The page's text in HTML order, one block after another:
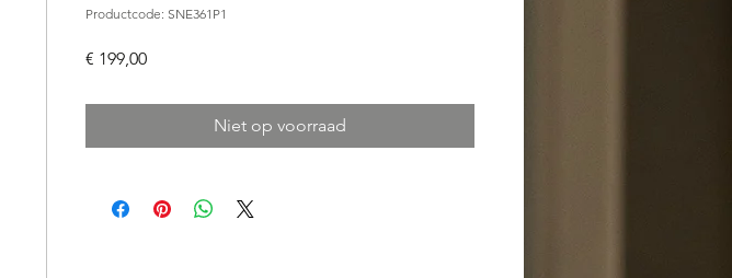
Productcode: SNE361P1
€ 199,00Prijs
Niet op voorraad